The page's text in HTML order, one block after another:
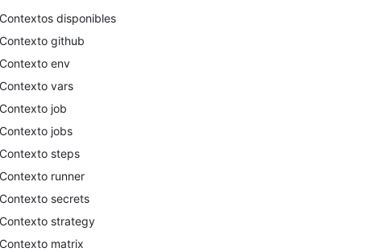
Contextos disponibles
Contexto github
Contexto env
Contexto vars
Contexto job
Contexto jobs
Contexto steps
Contexto runner
Contexto secrets
Contexto strategy
Contexto matrix